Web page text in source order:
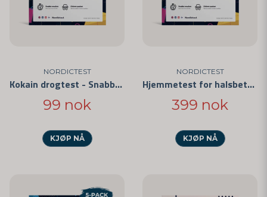
NORDICTEST
Kokain drogtest - Snabbtest för privat bruk 3-pack
99 nok
KJØP NÅ
NORDICTEST
Hjemmetest for halsbetennelse 3-pak
399 nok
KJØP NÅ